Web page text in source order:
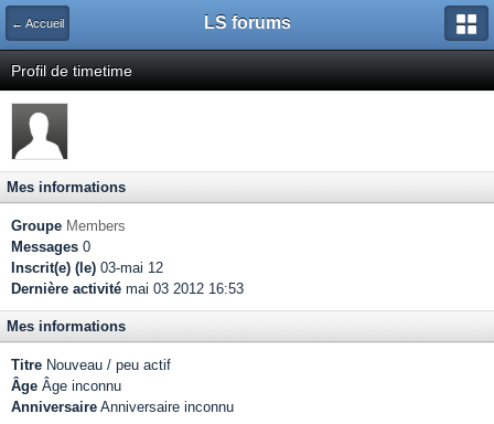
← Accueil LS forums
Profil de timetime
Mes informations
Groupe Members
Messages 0
Inscrit(e) (le) 03-mai 12
Dernière activité mai 03 2012 16:53
Mes informations
Titre Nouveau / peu actif
Âge Âge inconnu
Anniversaire Anniversaire inconnu